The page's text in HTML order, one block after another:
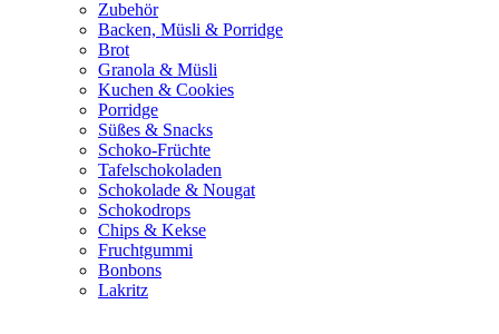
Zubehör
Backen, Müsli & Porridge
Brot
Granola & Müsli
Kuchen & Cookies
Porridge
Süßes & Snacks
Schoko-Früchte
Tafelschokoladen
Schokolade & Nougat
Schokodrops
Chips & Kekse
Fruchtgummi
Bonbons
Lakritz